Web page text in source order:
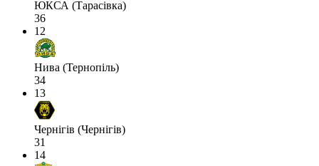
ЮКСА (Тарасівка)
36
12
Нива (Тернопіль)
34
13
Чернігів (Чернігів)
31
14